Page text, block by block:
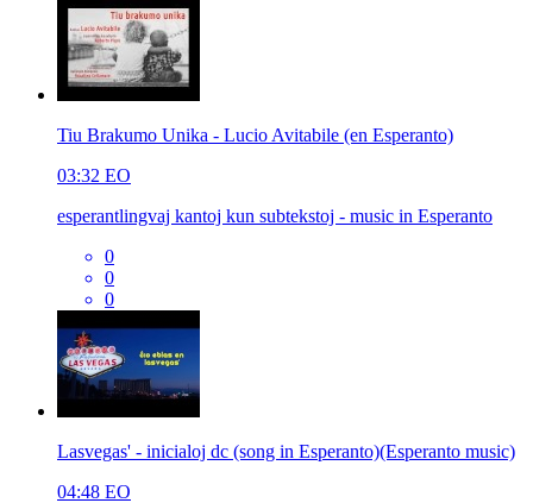
Tiu Brakumo Unika - Lucio Avitabile (en Esperanto)
03:32 EO
esperantlingvaj kantoj kun subtekstoj - music in Esperanto
0
0
0
Lasvegas' - inicialoj dc (song in Esperanto)(Esperanto music)
04:48 EO